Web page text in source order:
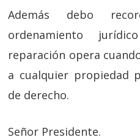
Además debo
ordenamiento
reparación opera
a cualquier propiedad
de derecho.
Señor Presidente.